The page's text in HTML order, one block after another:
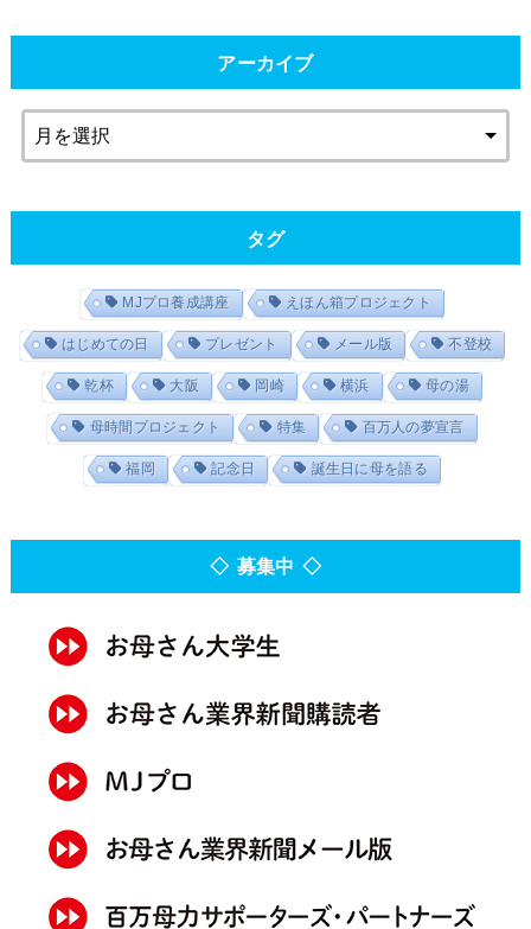
アーカイブ
タグ
MJプロ養成講座 えほん箱プロジェクト
はじめての日 プレゼント メール版 不登校
乾杯 大阪 岡崎 横浜 母の湯
母時間プロジェクト 特集 百万人の夢宣言
福岡 記念日 誕生日に母を語る
◇ 募集中 ◇